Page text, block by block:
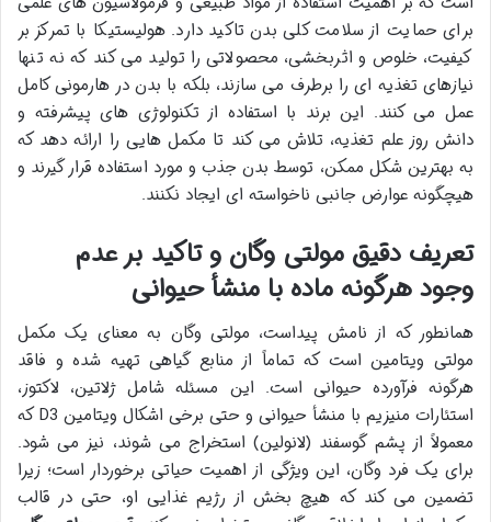
برای حمایت از سلامت کلی بدن تاکید دارد. هولیستیکا با تمرکز بر
کیفیت، خلوص و اثربخشی، محصولاتی را تولید می کند که نه تنها
نیازهای تغذیه ای را برطرف می سازند، بلکه با بدن در هارمونی کامل
عمل می کنند. این برند با استفاده از تکنولوژی های پیشرفته و
دانش روز علم تغذیه، تلاش می کند تا مکمل هایی را ارائه دهد که
به بهترین شکل ممکن، توسط بدن جذب و مورد استفاده قرار گیرند و
هیچگونه عوارض جانبی ناخواسته ای ایجاد نکنند.
تعریف دقیق مولتی وگان و تاکید بر عدم
وجود هرگونه ماده با منشأ حیوانی
همانطور که از نامش پیداست، مولتی وگان به معنای یک مکمل
مولتی ویتامین است که تماماً از منابع گیاهی تهیه شده و فاقد
هرگونه فرآورده حیوانی است. این مسئله شامل ژلاتین، لاکتوز،
استئارات منیزیم با منشأ حیوانی و حتی برخی اشکال ویتامین D3 که
معمولاً از پشم گوسفند (لانولین) استخراج می شوند، نیز می شود.
برای یک فرد وگان، این ویژگی از اهمیت حیاتی برخوردار است؛ زیرا
تضمین می کند که هیچ بخش از رژیم غذایی او، حتی در قالب